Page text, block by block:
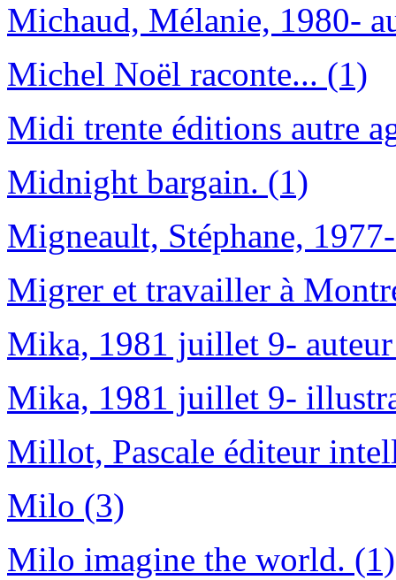
Michaud, Mélanie, 1980-
Michel Noël raconte... (1)
Midi trente éditions autre
Midnight bargain. (1)
Migneault, Stéphane,
Migrer et travailler à
Mika, 1981 juillet 9-
Mika, 1981 juillet 9-
Millot, Pascale éditeur
Milo (3)
Milo imagine the world. (1)